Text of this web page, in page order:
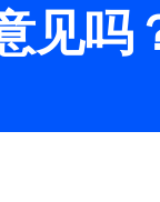
见吗